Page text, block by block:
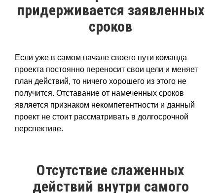
придерживается заявленных
сроков
Если уже в самом начале своего пути команда
проекта постоянно переносит свои цели и меняет
план действий, то ничего хорошего из этого не
получится. Отставание от намеченных сроков
является признаком некомпетентности и данный
проект не стоит рассматривать в долгосрочной
перспективе.
Отсутствие слаженных
действий внутри самого